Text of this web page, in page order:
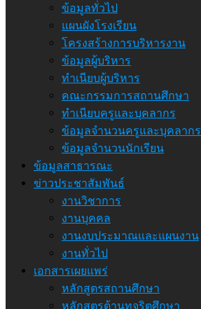
ข้อมูลทั่วไป
แผนผังโรงเรียน
โครงสร้างการบริหารงาน
ข้อมูลผู้บริหาร
ทำเนียบผู้บริหาร
คณะกรรมการสถานศึกษา
ทำเนียบครูและบุคลากร
ข้อมูลจำนวนครูและบุคลากร
ข้อมูลจำนวนนักเรียน
ข้อมูลสาธารณะ
ข่าวประชาสัมพันธ์
งานวิชาการ
งานบุคคล
งานงบประมาณและแผนงาน
งานทั่วไป
เอกสารเผยแพร่
หลักสูตรสถานศึกษา
หลักสูตรต้านทุจริตศึกษา